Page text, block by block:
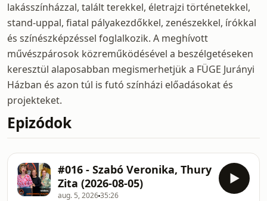
lakásszínházzal, talált terekkel, életrajzi történetekkel,
stand-uppal, fiatal pályakezdőkkel, zenészekkel, írókkal
és színészképzéssel foglalkozik. A meghívott
művészpárosok közreműködésével a beszélgetéseken
keresztül alaposabban megismerhetjük a FÜGE Jurányi
Házban és azon túl is futó színházi előadásokat és
projekteket.
Epizódok
#016 - Szabó Veronika, Thury
Zita (2026-08-05)
aug. 5, 202635:26